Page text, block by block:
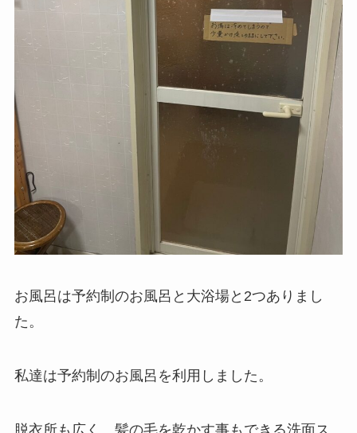
お風呂は予約制のお風呂と大浴場と2つありまし
た。
私達は予約制のお風呂を利用しました。
脱衣所も広く、髪の毛を乾かす事もできる洗面ス